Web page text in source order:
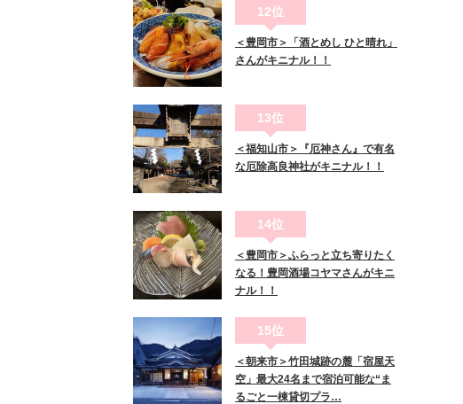
12位
＜豊岡市＞「酒とめし ひと晴れ」
さんがキニナル！！
13位
＜福知山市＞『厄神さん』で有名
な厄除高良神社がキニナル！！
14位
＜豊岡市＞ふらっと立ち寄りたく
なる！豊岡酒場コヤマさんがキニ
ナル！！
15位
＜朝来市＞竹田城跡の麓「宿屋天
空」最大24名まで宿泊可能な“ま
るごと一棟貸切プラ…